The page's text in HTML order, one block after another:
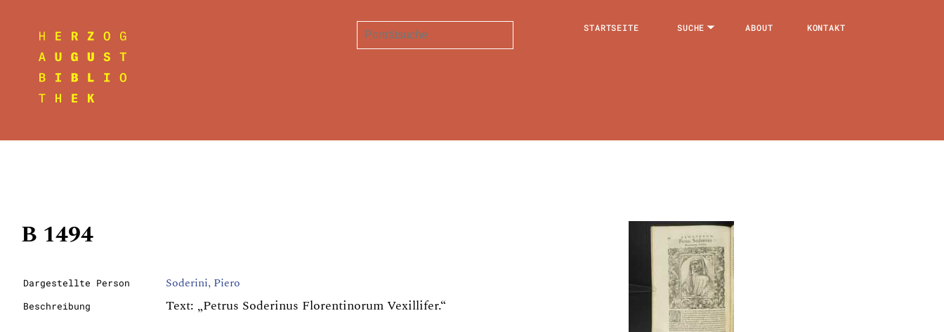
STARTSEITE SUCHE ABOUT KONTAKT
B 1494
Dargestellte Person Soderini, Piero
Beschreibung Text: „Petrus Soderinus Florentinorum Vexillifer.“